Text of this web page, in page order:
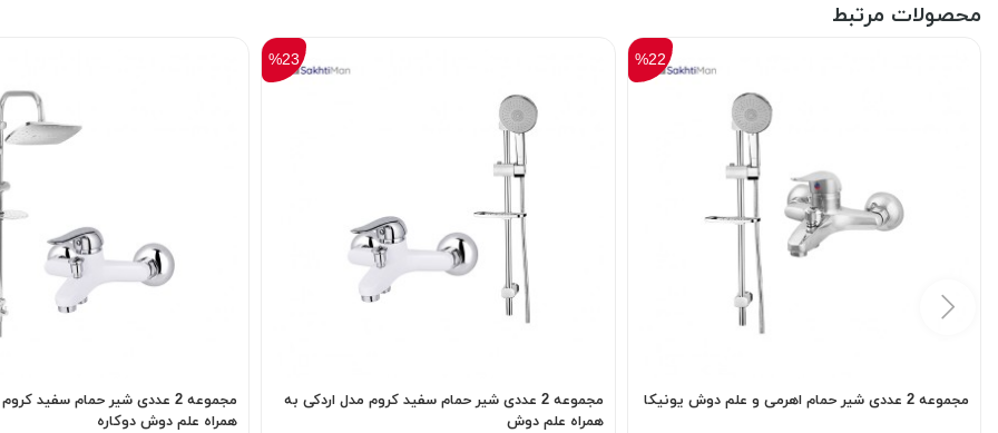
محصولات مرتبط
مجموعه 2 عددی شیر حمام اهرمی و علم دوش یونیکا
%22
مجموعه 2 عددی شیر حمام سفید کروم مدل اردکی به
همراه علم دوش
%23
مجموعه 2 عددی شیر حمام سفید
همراه علم دوش دوکاره